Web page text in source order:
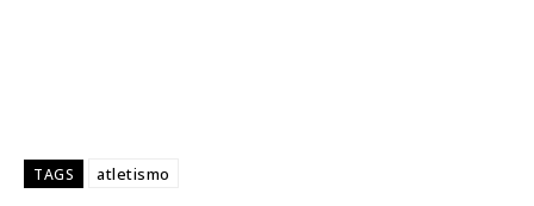
TAGS atletismo